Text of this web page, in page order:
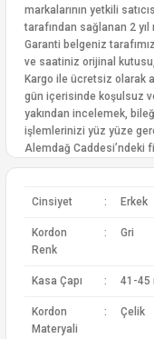
markalarının yetkili
tarafından sağlanan 2
Garanti belgeniz
ve saatiniz orijinal
Kargo ile ücretsiz olarak
gün içerisinde koşulsuz
yakından incelemek,
işlemlerinizi yüz yüze
Alemdağ Caddesi’ndeki
Cinsiyet : Erkek
Kordon
Renk
: Gri
Kasa Çapı : 41-45
Kordon
Materyali
: Çelik